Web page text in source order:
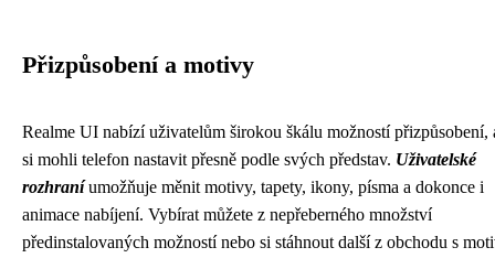
Přizpůsobení a motivy
Realme UI nabízí uživatelům širokou škálu možností přizpůsobení,
si mohli telefon nastavit přesně podle svých představ. Uživatelské
rozhraníumožňuje měnit motivy, tapety, ikony, písma a dokonce i
animace nabíjení. Vybírat můžete z nepřeberného množství
předinstalovaných možností nebo si stáhnout další z obchodu s